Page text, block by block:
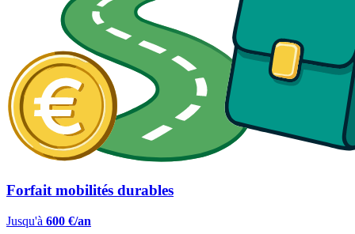
Forfait mobilités durables
Jusqu'à 600 €/an